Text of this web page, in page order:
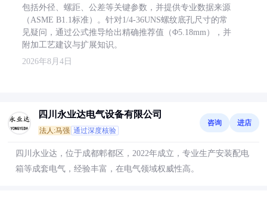
包括外径、螺距、公差等关键参数，并提供专业数据来源
（ASME B1.1标准）。针对1/4-36UNS螺纹底孔尺寸的常
见疑问，通过公式推导给出精确推荐值（Φ5.18mm），并
附加工艺建议与扩展知识。
2026年8月4日
四川永业达电气设备有限公司
法人:马强 通过深度核验
咨询 进店
四川永业达，位于成都郫都区，2022年成立，专业生产安装配电
箱等成套电气，经验丰富，在电气领域权威性高。